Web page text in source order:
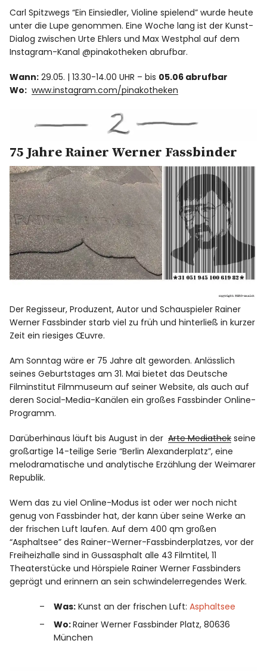
Carl Spitzwegs “Ein Einsiedler, Violine spielend” wurde heute
unter die Lupe genommen. Eine Woche lang ist der Kunst-
Dialog zwischen Urte Ehlers und Max Westphal auf dem
Instagram-Kanal @pinakotheken abrufbar.
Wann: 29.05. | 13.30-14.00 UHR – bis 05.06 abrufbar
Wo: www.instagram.com/pinakotheken
75 Jahre Rainer Werner Fassbinder
Der Regisseur, Produzent, Autor und Schauspieler Rainer
Werner Fassbinder starb viel zu früh und hinterließ in kurzer
Zeit ein riesiges Œuvre.
Am Sonntag wäre er 75 Jahre alt geworden. Anlässlich
seines Geburtstages am 31. Mai bietet dasDeutsche
Filminstitut Filmmuseum auf seiner Website, als auch auf
deren Social-Media-Kanälen ein großes Fassbinder Online-
Programm.
Darüberhinaus läuft bis August in derArte Mediathekseine
großartige 14-teilige Serie “Berlin Alexanderplatz”, eine
melodramatische und analytische Erzählung der Weimarer
Republik.
Wem das zu viel Online-Modus ist oder wer noch nicht
genug von Fassbinder hat, der kann über seine Werke an
der frischen Luft laufen. Auf dem 400 qm großen
“Asphaltsee” des Rainer-Werner-Fassbinderplatzes, vor der
Freiheizhalle sind in Gussasphalt alle 43 Filmtitel, 11
Theaterstücke und Hörspiele Rainer Werner Fassbinders
geprägt und erinnern an sein schwindelerregendes Werk.
Was: Kunst an der frischen Luft:Asphaltsee
Wo:Rainer Werner Fassbinder Platz, 80636
München